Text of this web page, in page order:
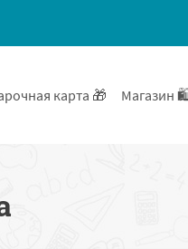
карта 🎁 Магазин